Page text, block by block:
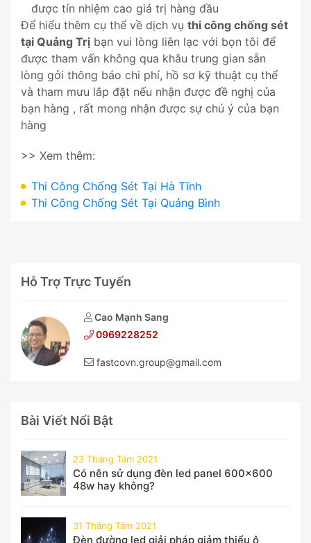
được tín nhiệm cao giá trị hàng đầu
Để hiểu thêm cụ thể về dịch vụ thi công chống sét
tại Quảng Trị bạn vui lòng liên lạc với bọn tôi để
được tham vấn không qua khâu trung gian sẵn
lòng gởi thông báo chi phí, hồ sơ kỹ thuật cụ thể
và tham mưu lắp đặt nếu nhận được đề nghị của
bạn hàng , rất mong nhận được sự chú ý của bạn
hàng
>> Xem thêm:
Thi Công Chống Sét Tại Hà Tĩnh
Thi Công Chống Sét Tại Quảng Bình
Hỗ Trợ Trực Tuyến
Cao Mạnh Sang
0969228252
fastcovn.group@gmail.com
Bài Viết Nổi Bật
23 Tháng Tám 2021
Có nên sử dụng đèn led panel 600x600
48w hay không?
31 Tháng Tám 2021
Đèn đường led giải pháp giảm thiểu ô